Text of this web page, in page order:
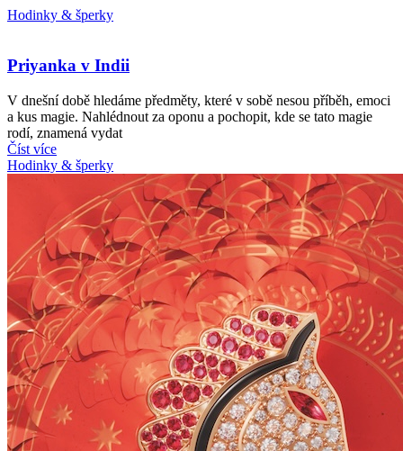
Hodinky & šperky
Priyanka v Indii
V dnešní době hledáme předměty, které v sobě nesou příběh, emoci
a kus magie. Nahlédnout za oponu a pochopit, kde se tato magie
rodí, znamená vydat
Číst více
Hodinky & šperky